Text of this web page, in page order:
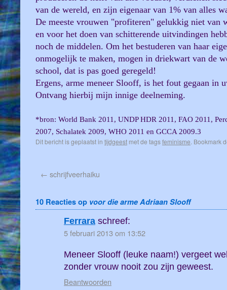
van de wereld, en zijn eigenaar van 1% van alles
De meeste vrouwen "profiteren" gelukkig niet van
en voor het doen van schitterende uitvindingen
noch de middelen. Om het bestuderen van haar
onmogelijk te maken, mogen in driekwart van de
school, dat is pas goed geregeld!
Ergens, arme meneer Slooff, is het fout gegaan in
Ontvang hierbij mijn innige deelneming.
*bron: World Bank 2011, UNDP HDR 2011, FAO 2011,
2007, Schalatek 2009, WHO 2011 en GCCA 2009.3
Dit bericht is geplaatst in tijdgeest met de tagsfeminisme. Bookmark
← schrijfveerhaiku
10 Reacties op voor die arme Adriaan Slooff
Ferrara schreef:
5 februari 2013 om 13:52
Meneer Slooff (leuke naam!) vergeet
zonder vrouw nooit zou zijn geweest.
Beantwoorden